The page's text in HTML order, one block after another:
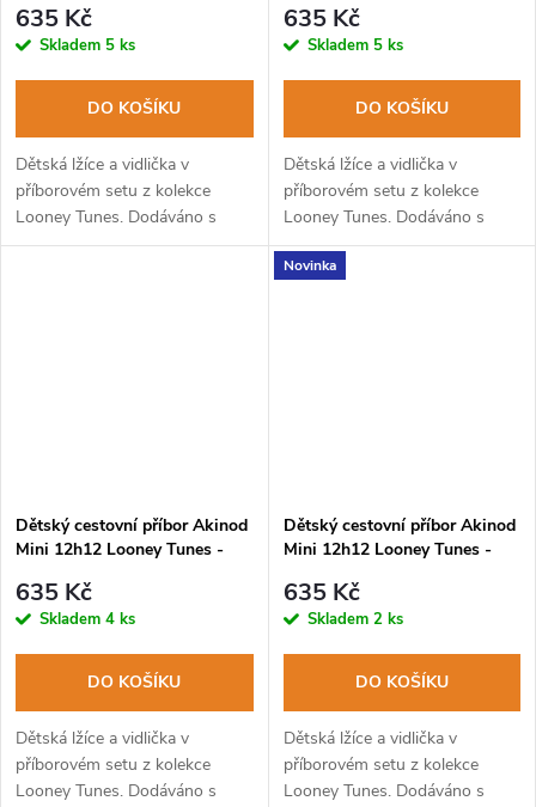
635 Kč
Skladem 5 ks
DO KOŠÍKU
Dětská lžíce a vidlička v
příborovém setu z kolekce
Looney Tunes. Dodáváno s
pevným PP pouzdrem. Lze mýt
635 Kč
Skladem 5 ks
DO KOŠÍKU
Dětská lžíce a vidlička v
příborovém setu z kolekce
Looney Tunes. Dodáváno s
pevným PP pouzdrem. Lze mýt
v myčce na nádobí.
Dětský cestovní příbor Akinod
Mini 12h12 Looney Tunes -
635 Kč
Skladem 4 ks
DO KOŠÍKU
Dětská lžíce a vidlička v
příborovém setu z kolekce
Looney Tunes. Dodáváno s
Novinka
Dětský cestovní příbor Akinod
Mini 12h12 Looney Tunes -
635 Kč
Skladem 2 ks
DO KOŠÍKU
Dětská lžíce a vidlička v
příborovém setu z kolekce
Looney Tunes. Dodáváno s